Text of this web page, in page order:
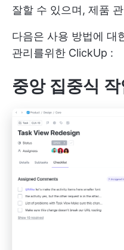
잘할 수 있으며, 제품
다음은 사용 방법에 대
관리를위한 ClickUp :
중앙 집중식